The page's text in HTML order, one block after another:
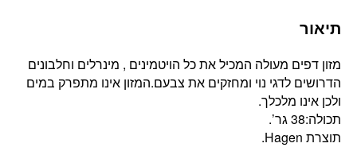
תיאור
מזון דפים מעולה המכיל את כל הויטמינים , מינרלים וחלבונים
הדרושים לדגי נוי ומחזקים את צבעם.המזון אינו מתפרק במים
ולכן אינו מלכלך.
תכולה:38 גר’.
תוצרת Hagen.